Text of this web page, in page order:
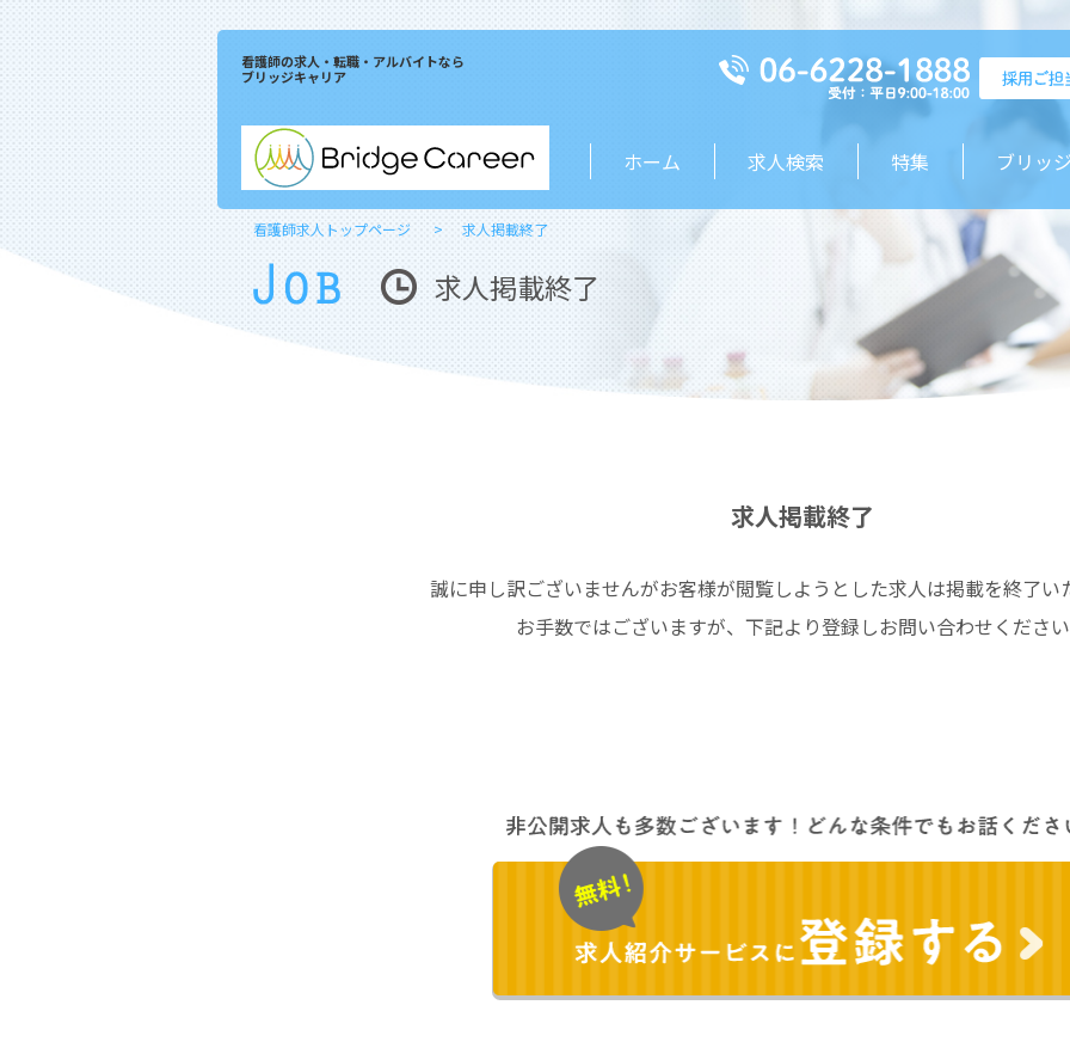
看護師の求人・転職・アルバイトなら
ブリッジキャリア
ホーム 求人検索 特集 ブリッ
看護師求人トップページ 求人掲載終了
求人掲載終了
求人掲載終了
誠に申し訳ございませんがお客様が閲覧しようとした求人は掲載を終了い
お手数ではございますが、下記より登録しお問い合わせください